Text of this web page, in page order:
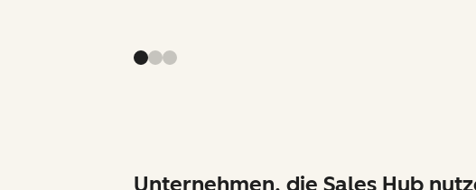
Unternehmen, die Sales Hub